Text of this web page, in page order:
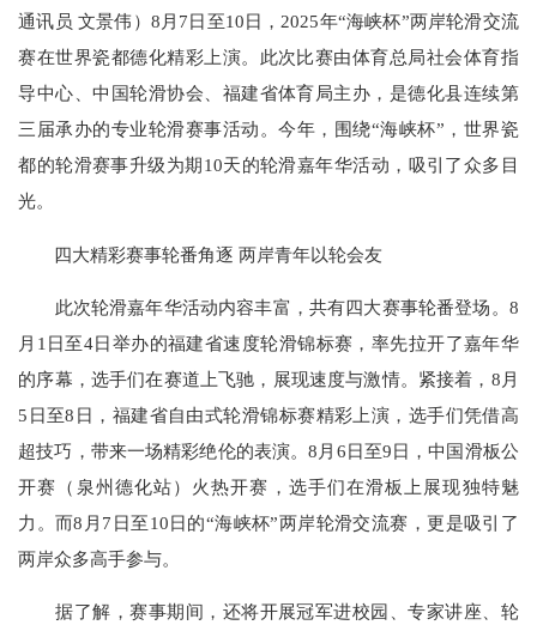
通讯员 文景伟）8月7日至10日，2025年“海峡杯”两岸轮滑交流
赛在世界瓷都德化精彩上演。此次比赛由体育总局社会体育指
导中心、中国轮滑协会、福建省体育局主办，是德化县连续第
三届承办的专业轮滑赛事活动。今年，围绕“海峡杯”，世界瓷
都的轮滑赛事升级为期10天的轮滑嘉年华活动，吸引了众多目
光。
四大精彩赛事轮番角逐 两岸青年以轮会友
此次轮滑嘉年华活动内容丰富，共有四大赛事轮番登场。8
月1日至4日举办的福建省速度轮滑锦标赛，率先拉开了嘉年华
的序幕，选手们在赛道上飞驰，展现速度与激情。紧接着，8月
5日至8日，福建省自由式轮滑锦标赛精彩上演，选手们凭借高
超技巧，带来一场精彩绝伦的表演。8月6日至9日，中国滑板公
开赛（泉州德化站）火热开赛，选手们在滑板上展现独特魅
力。而8月7日至10日的“海峡杯”两岸轮滑交流赛，更是吸引了
两岸众多高手参与。
据了解，赛事期间，还将开展冠军进校园、专家讲座、轮